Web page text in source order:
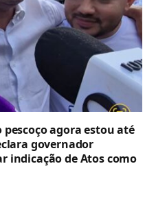
pescoço agora estou até
governador
indicação de Atos como